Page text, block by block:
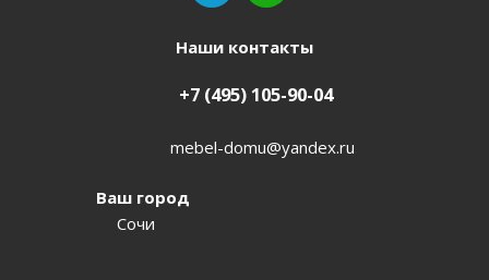
Наши контакты
+7 (495) 105-90-04
mebel-domu@yandex.ru
Ваш город
Сочи